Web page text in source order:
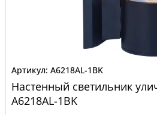
A6218AL-1BK
Настенный светильник
A6218AL-1BK